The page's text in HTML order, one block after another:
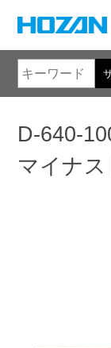
D-640-
マイナ